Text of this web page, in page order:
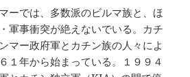
ーでは、多数派のビルマ族と、ほ
軍事衝突が絶えないでいる。カチ
マー政府軍とカチン族の人々によ
１年から始まっている。１９９４